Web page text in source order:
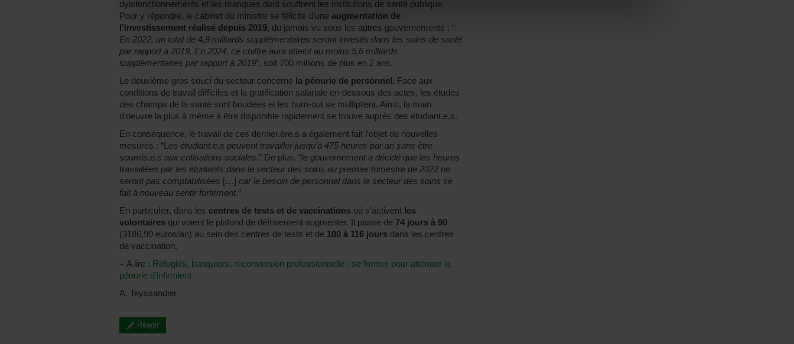
dyisfonctionnements et les manques dont souffrent les institutions de santé publique.
Pour y répondre, le cabinet du ministre se félicite d’une augmentation de
l’investissement réalisé depuis 2019, du jamais vu sous les autres gouvernements : “
En 2022, un total de 4,9 milliards supplémentaires seront investis dans les soins de santé
par rapport à 2019. En 2024, ce chiffre aura atteint au moins 5,6 milliards
supplémentaires par rapport à 2019”, soit 700 millions de plus en 2 ans.
Le deuxième gros souci du secteur concerne la pénurie de personnel. Face aux
conditions de travail difficiles et la gratification salariale en-dessous des actes, les études
des champs de la santé sont boudées et les burn-out se multiplient. Ainsi, la main
d’oeuvre la plus à même à être disponible rapidement se trouve auprès des étudiant.e.s.
En conséquence, le travail de ces dernier.ère.s a également fait l’objet de nouvelles
mesures : “L es étudiant.e.s peuvent travailler jusqu’à 475 heures par an sans être
soumis.e.s aux cotisations sociales.” De plus, “le gouvernement a décidé que les heures
travaillées par les étudiants dans le secteur des soins au premier trimestre de 2022 ne
seront pas comptabilisées […] car le besoin de personnel dans le secteur des soins se
fait à nouveau sentir fortement.”
En particulier, dans les centres de tests et de vaccinations où s’activent les
volontaires qui voient le plafond de défraiement augmenter. Il passe de 74 jours à 90
(3186,90 euros/an) au sein des centres de tests et de 100 à 116 jours dans les centres
de vaccination.
– A lire : Réfugiés, banquiers, reconversion professionnelle : se former pour atténuer la
pénurie d’infirmiers
A. Teyssandier
Réagir